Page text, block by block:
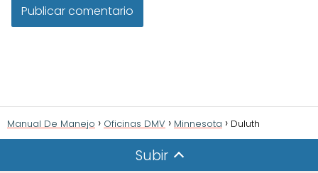
Manual De Manejo Oficinas DMV Minnesota Duluth
Subir